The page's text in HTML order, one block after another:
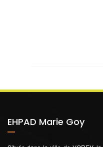
EHPAD Marie Goy